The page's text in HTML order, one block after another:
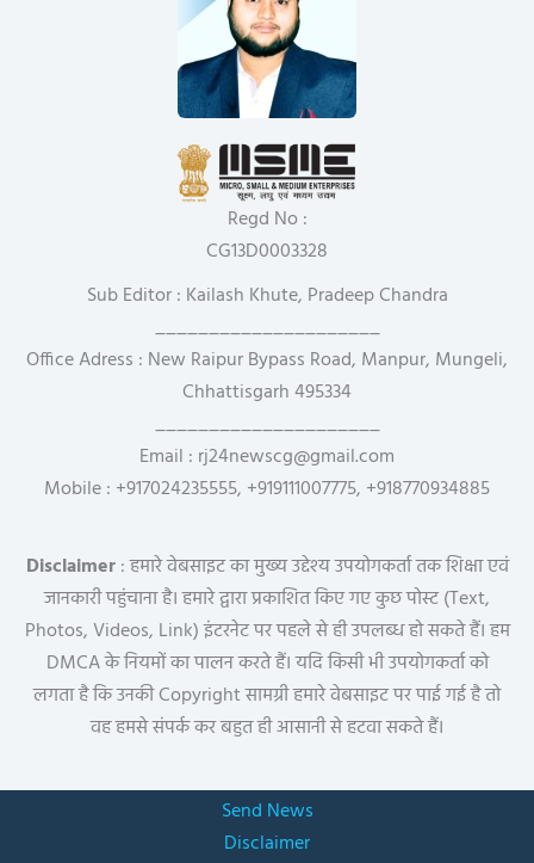
Regd No :
CG13D0003328
Sub Editor : Kailash Khute, Pradeep Chandra
_____________________
Office Adress : New Raipur Bypass Road, Manpur, Mungeli,
Chhattisgarh 495334
_____________________
Email : rj24newscg@gmail.com
Mobile : +917024235555, +919111007775, +918770934885
Disclaimer: हमारे वेबसाइट का मुख्य उद्देश्य उपयोगकर्ता तक शिक्षा एवं
जानकारी पहुंचाना है। हमारे द्वारा प्रकाशित किए गए कुछ पोस्ट (Text,
Photos, Videos, Link) इंटरनेट पर पहले से ही उपलब्ध हो सकते हैं। हम
DMCA के नियमों का पालन करते हैं। यदि किसी भी उपयोगकर्ता को
लगता है कि उनकी Copyright सामग्री हमारे वेबसाइट पर पाई गई है तो
वह हमसे संपर्क कर बहुत ही आसानी से हटवा सकते हैं।
Send News
Disclaimer